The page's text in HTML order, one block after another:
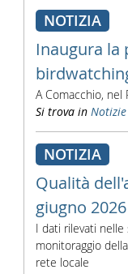
NOTIZIA
Inaugura la
A Comacchio, nel
Si trova in Notizie
NOTIZIA
Qualità
giugno 2026
I dati rilevati
monitoraggio
rete locale